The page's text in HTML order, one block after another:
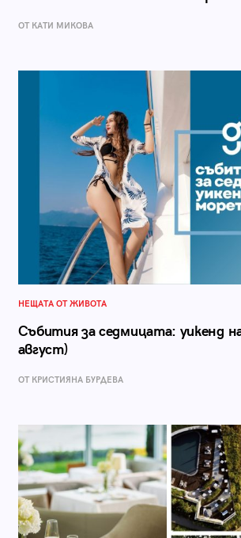
ОТ КАТИ МИКОВА
НЕЩАТА ОТ ЖИВОТА
Събития за седмицата: уикенд
август)
ОТ КРИСТИЯНА БУРДЕВА